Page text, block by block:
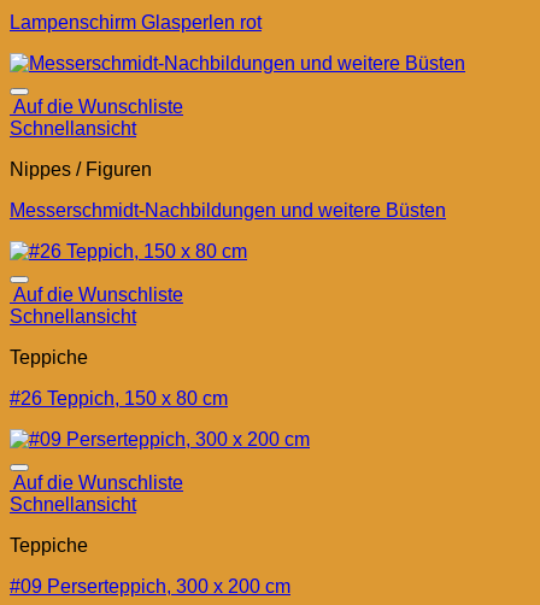
Lampenschirm Glasperlen rot
Auf die Wunschliste
Schnellansicht
Nippes / Figuren
Messerschmidt-Nachbildungen und weitere Büsten
Auf die Wunschliste
Schnellansicht
Teppiche
#26 Teppich, 150 x 80 cm
Auf die Wunschliste
Schnellansicht
Teppiche
#09 Perserteppich, 300 x 200 cm